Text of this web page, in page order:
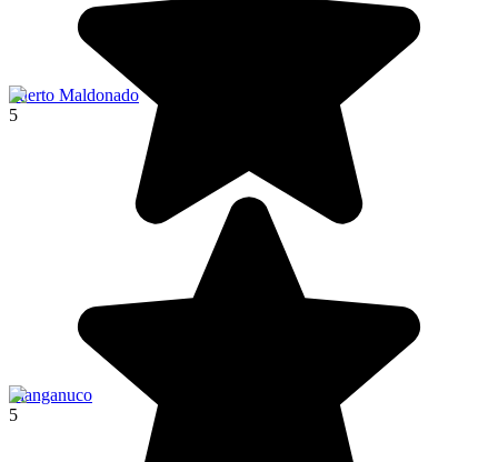
Puerto Maldonado
5
Llanganuco
5